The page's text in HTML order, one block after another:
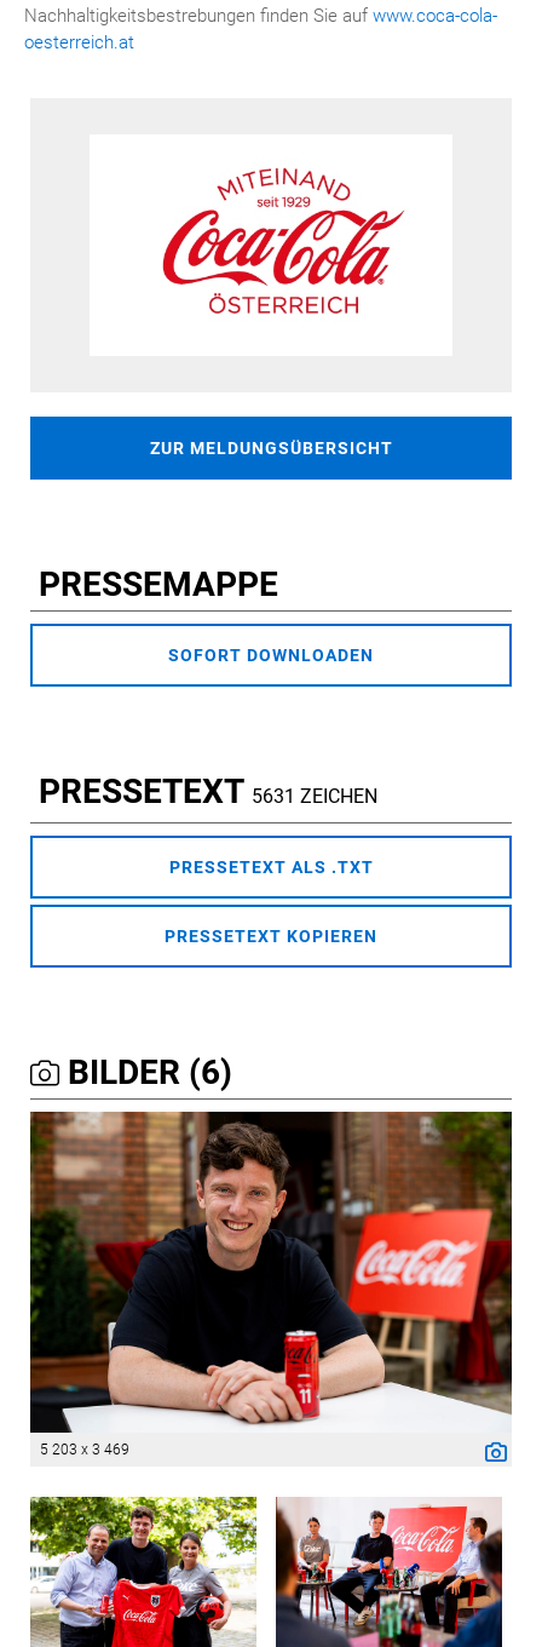
Nachhaltigkeitsbestrebungen finden Sie auf www.coca-cola-
oesterreich.at
ZUR MELDUNGSÜBERSICHT
PRESSEMAPPE
SOFORT DOWNLOADEN
PRESSETEXT 5631 ZEICHEN
PRESSETEXT ALS .TXT
PRESSETEXT KOPIEREN
BILDER (6)
5 203 x 3 469